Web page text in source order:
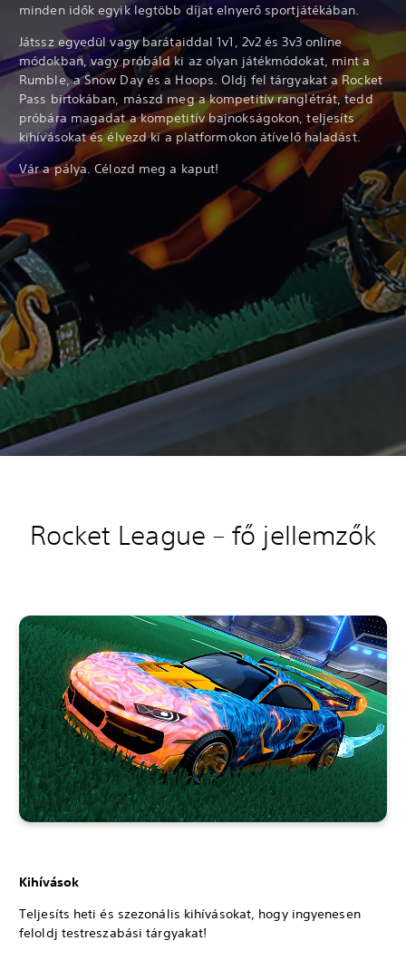
minden idők egyik legtöbb díjat elnyerő sportjátékában.
Játssz egyedül vagy barátaiddal 1v1, 2v2 és 3v3 online
módokban, vagy próbáld ki az olyan játékmódokat, mint a
Rumble, a Snow Day és a Hoops. Oldj fel tárgyakat a Rocket
Pass birtokában, mászd meg a kompetitív ranglétrát, tedd
próbára magadat a kompetitív bajnokságokon, teljesíts
kihívásokat és élvezd ki a platformokon átívelő haladást.
Vár a pálya. Célozd meg a kaput!
Rocket League – fő jellemzők
Kihívások
Teljesíts heti és szezonális kihívásokat, hogy ingyenesen
feloldj testreszabási tárgyakat!